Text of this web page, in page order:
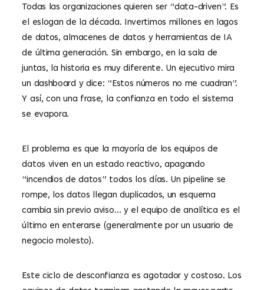
Todas las organizaciones quieren ser “data-driven”. Es
el eslogan de la década. Invertimos millones en lagos
de datos, almacenes de datos y herramientas de IA
de última generación. Sin embargo, en la sala de
juntas, la historia es muy diferente. Un ejecutivo mira
un dashboard y dice: “Estos números no me cuadran”.
Y así, con una frase, la confianza en todo el sistema
se evapora.
El problema es que la mayoría de los equipos de
datos viven en un estado reactivo, apagando
“incendios de datos” todos los días. Un pipeline se
rompe, los datos llegan duplicados, un esquema
cambia sin previo aviso… y el equipo de analítica es el
último en enterarse (generalmente por un usuario de
negocio molesto).
Este ciclo de desconfianza es agotador y costoso. Los